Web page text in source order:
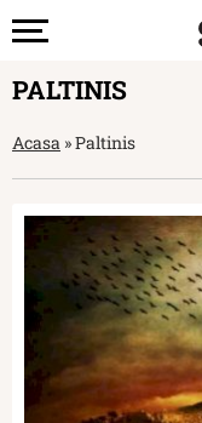
PALTINIS
Acasa »Paltinis